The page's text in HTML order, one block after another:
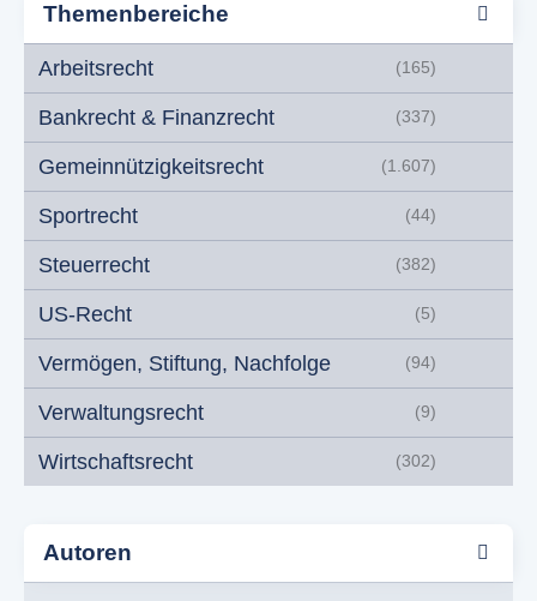
Themenbereiche
Arbeitsrecht (165)
Bankrecht & Finanzrecht (337)
Gemeinnützigkeitsrecht (1.607)
Sportrecht (44)
Steuerrecht (382)
US-Recht (5)
Vermögen, Stiftung, Nachfolge (94)
Verwaltungsrecht (9)
Wirtschaftsrecht (302)
Autoren